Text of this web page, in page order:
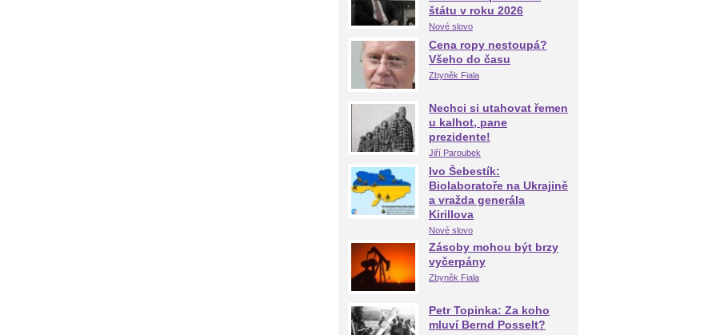
štátu v roku 2026
Nové slovo
Cena ropy nestoupá?
Všeho do času
Zbyněk Fiala
Nechci si utahovat řemen
u kalhot, pane
prezidente!
Jiří Paroubek
Ivo Šebestík:
Biolaboratoře na Ukrajině
a vražda generála
Kirillova
Nové slovo
Zásoby mohou být brzy
vyčerpány
Zbyněk Fiala
Petr Topinka: Za koho
mluví Bernd Posselt?